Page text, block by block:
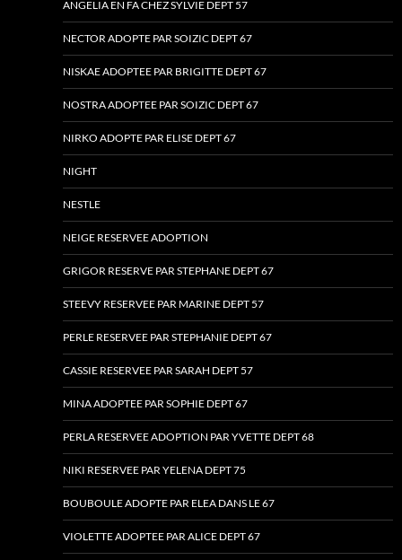
ANGELIA EN FA CHEZ SYLVIE DEPT 57
NECTOR ADOPTE PAR SOIZIC DEPT 67
NISKAE ADOPTEE PAR BRIGITTE DEPT 67
NOSTRA ADOPTEE PAR SOIZIC DEPT 67
NIRKO ADOPTE PAR ELISE DEPT 67
NIGHT
NESTLE
NEIGE RESERVEE ADOPTION
GRIGOR RESERVE PAR STEPHANE DEPT 67
STEEVY RESERVEE PAR MARINE DEPT 57
PERLE RESERVEE PAR STEPHANIE DEPT 67
CASSIE RESERVEE PAR SARAH DEPT 57
MINA ADOPTEE PAR SOPHIE DEPT 67
PERLA RESERVEE ADOPTION PAR YVETTE DEPT 68
NIKI RESERVEE PAR YELENA DEPT 75
BOUBOULE ADOPTE PAR ELEA DANS LE 67
VIOLETTE ADOPTEE PAR ALICE DEPT 67